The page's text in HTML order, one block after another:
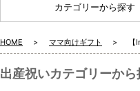
カテゴリーから探す
HOME ママ向けギフト
出産祝いカテゴリーから